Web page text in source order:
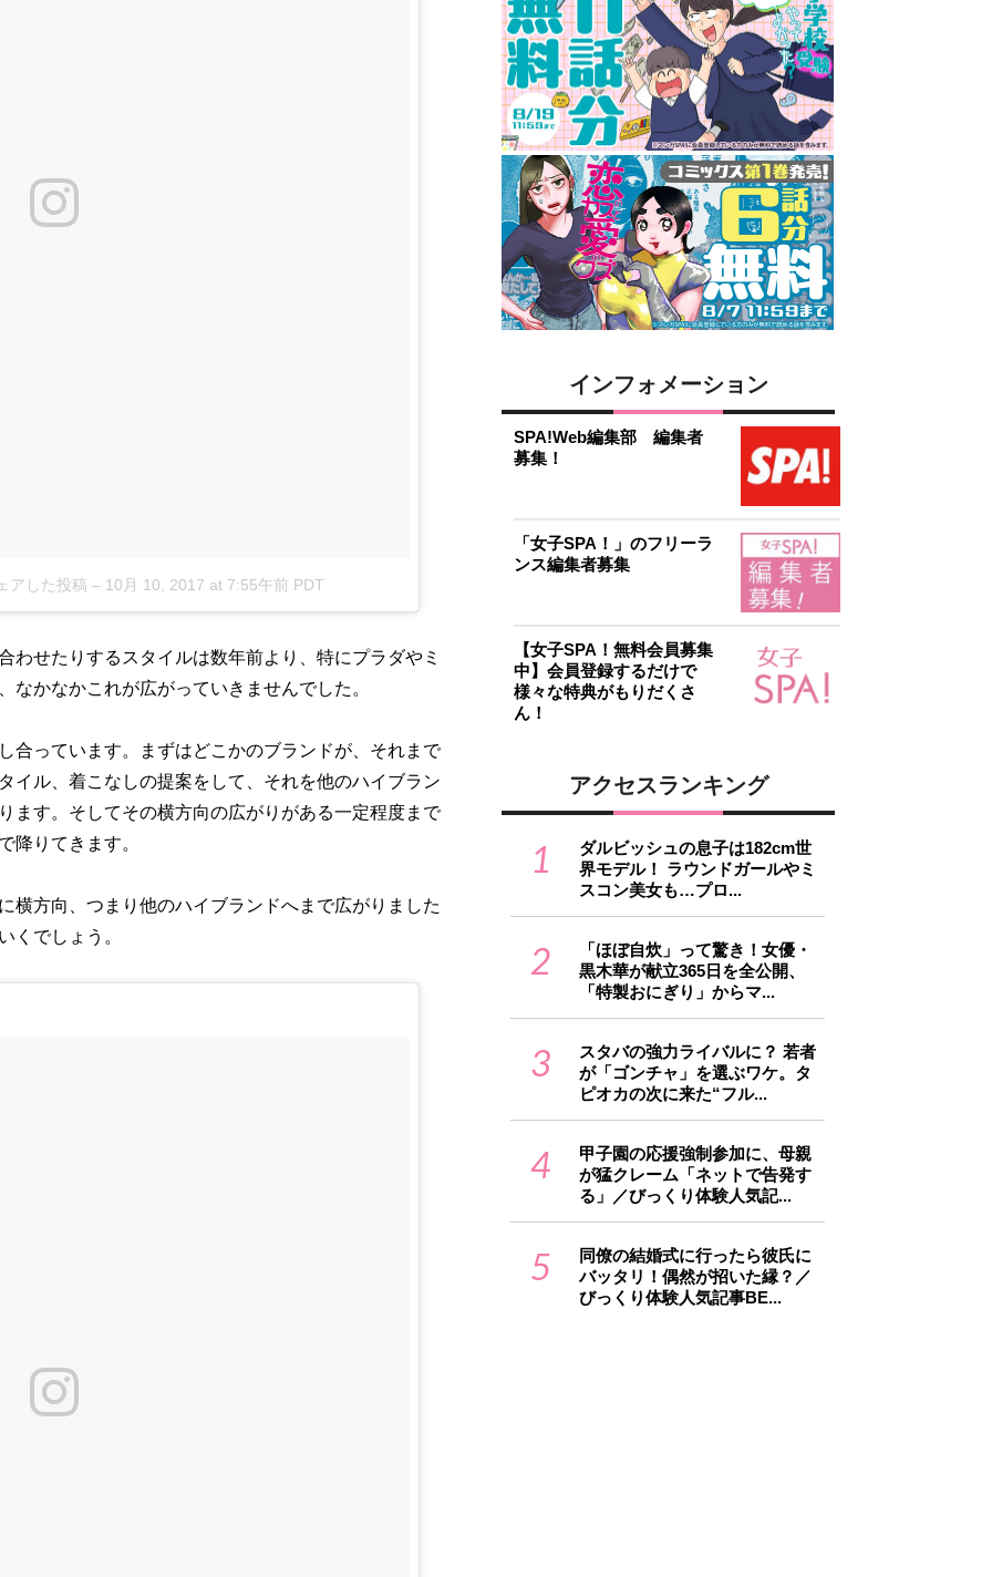
アした投稿 – 10月 10, 2017 at 7:55午前 PDT
せたりするスタイルは数年前より、特にプラダやミ
なかなかこれが広がっていきませんでした。
っています。まずはどこかのブランドが、それまで
イル、着こなしの提案をして、それを他のハイブラン
ます。そしてその横方向の広がりがある一定程度まで
降りてきます。
方向、つまり他のハイブランドへまで広がりました
くでしょう。
インフォメーション
SPA!Web編集部 編集者
募集！
「女子SPA！」のフリーラ
ンス編集者募集
【女子SPA！無料会員募集
中】会員登録するだけで
様々な特典がもりだくさ
ん！
アクセスランキング
1
ダルビッシュの息子は182cm世
界モデル！ ラウンドガールやミ
スコン美女も…プロ...
2
「ほぼ自炊」って驚き！女優・
黒木華が献立365日を全公開、
「特製おにぎり」からマ...
3
スタバの強力ライバルに？ 若者
が「ゴンチャ」を選ぶワケ。タ
ピオカの次に来た“フル...
4
甲子園の応援強制参加に、母親
が猛クレーム「ネットで告発す
る」／びっくり体験人気記...
5
同僚の結婚式に行ったら彼氏に
バッタリ！偶然が招いた縁？／
びっくり体験人気記事BE...